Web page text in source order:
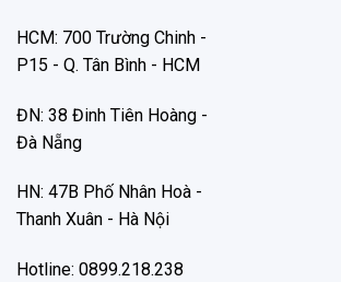
HCM: 700 Trường Chinh -
P15 - Q. Tân Bình - HCM
ĐN: 38 Đinh Tiên Hoàng -
Đà Nẵng
HN: 47B Phố Nhân Hoà -
Thanh Xuân - Hà Nội
Hotline: 0899.218.238